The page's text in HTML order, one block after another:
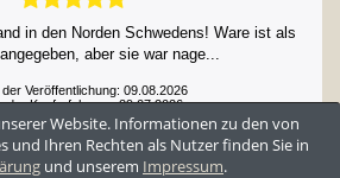
in den Norden Schwedens! Ware ist als
aber sie war nage...
Veröffentlichung: 09.08.2026
der Kauferfahrung: 29.07.2026
Website. Informationen zu den von
und Ihren Rechten als Nutzer finden Sie in
und unserem Impressum.